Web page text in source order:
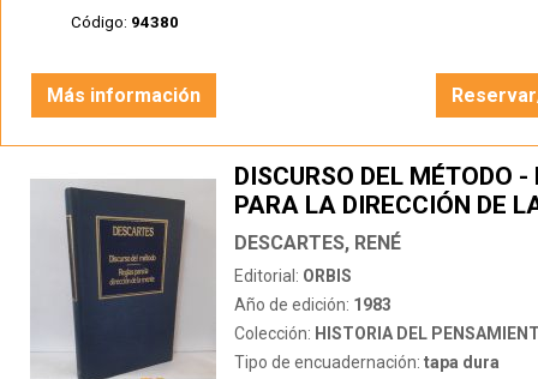
Código: 94380
Más información
DISCURSO DEL MÉTODO -
PARA LA DIRECCIÓN DE
DESCARTES, RENÉ
Editorial: ORBIS
Año de edición: 1983
Colección: HISTORIA DEL
Tipo de encuadernación: tapa dura